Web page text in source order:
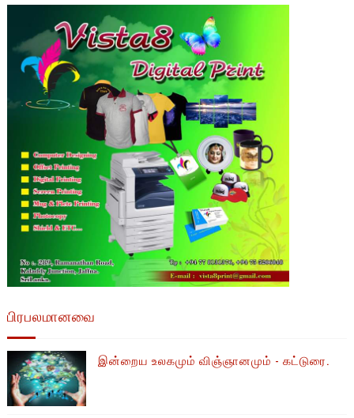
பிரபலமானவை
இன்றைய உலகமும் விஞ்ஞானமும் - கட்டுரை.